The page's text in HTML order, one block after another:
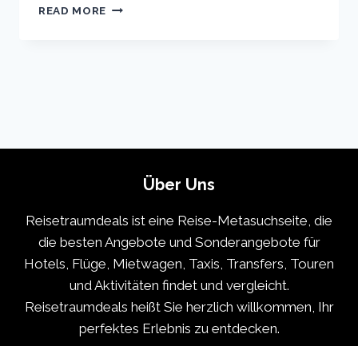
READ MORE ROME
Über Uns
Reisetraumdeals ist eine Reise-Metasuchseite, die
die besten Angebote und Sonderangebote für
Hotels, Flüge, Mietwagen, Taxis, Transfers, Touren
und Aktivitäten findet und vergleicht.
Reisetraumdeals heißt Sie herzlich willkommen, Ihr
perfektes Erlebnis zu entdecken.